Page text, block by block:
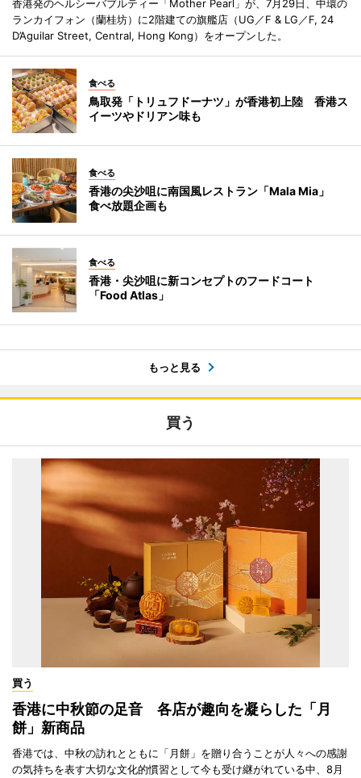
香港発のヘルシーバブルティー「Mother Pearl」が、7月29日、中環の
ランカイフォン（蘭桂坊）に2階建ての旗艦店（UG／F & LG／F, 24
D’Aguilar Street, Central, Hong Kong）をオープンした。
食べる
鳥取発「トリュフドーナツ」が香港初上陸 香港ス
イーツやドリアン味も
食べる
香港の尖沙咀に南国風レストラン「Mala Mia」
食べ放題企画も
食べる
香港・尖沙咀に新コンセプトのフードコート
「Food Atlas」
もっと見る
買う
買う
香港に中秋節の足音 各店が趣向を凝らした「月
餅」新商品
香港では、中秋の訪れとともに「月餅」を贈り合うことが人々への感謝
の気持ちを表す大切な文化的慣習として今も受け継がれている中、8月